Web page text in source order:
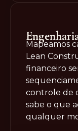
Mapeamos
Lean
financeiro
controle de
sabe o que
qualquer